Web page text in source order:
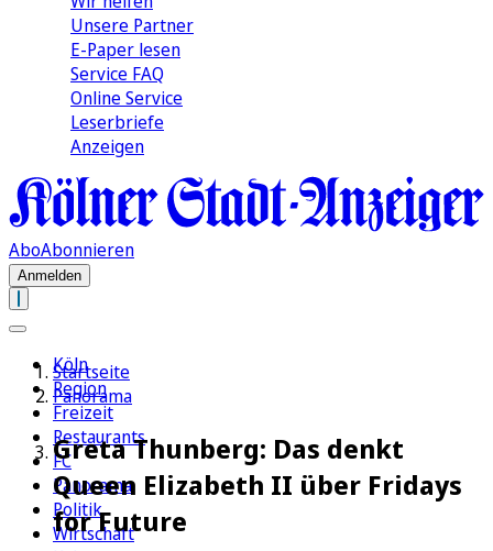
Unsere Partner
E-Paper lesen
Service FAQ
Online Service
Leserbriefe
Anzeigen
AboAbonnieren
Anmelden
Köln
Region
Freizeit
Restaurants
FC
Panorama
Politik
Wirtschaft
Startseite
Panorama
Greta Thunberg: Das denkt
Queen Elizabeth II über Fridays
for Future